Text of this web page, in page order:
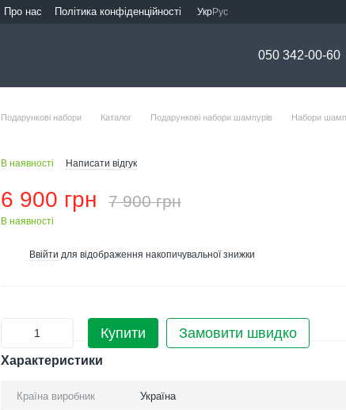
Про нас Політика конфіденційності УкрРус
050 342-00-60
Подарункові набори Каталог Подарункові набори шампурів Набори
В наявності Написати відгук
6 900 грн 7 900 грн
В наявності
Ввійти для відображення накопичувальної знижки
Купити Замовити швидко
Характеристики
Країна виробник Україна